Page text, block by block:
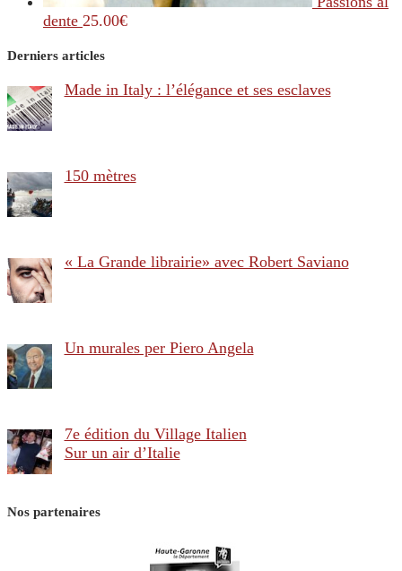
dente 25.00€
Derniers articles
Made in Italy : l’élégance et ses esclaves
150 mètres
« La Grande librairie» avec Robert Saviano
Un murales per Piero Angela
7e édition du Village Italien
Sur un air d’Italie
Nos partenaires